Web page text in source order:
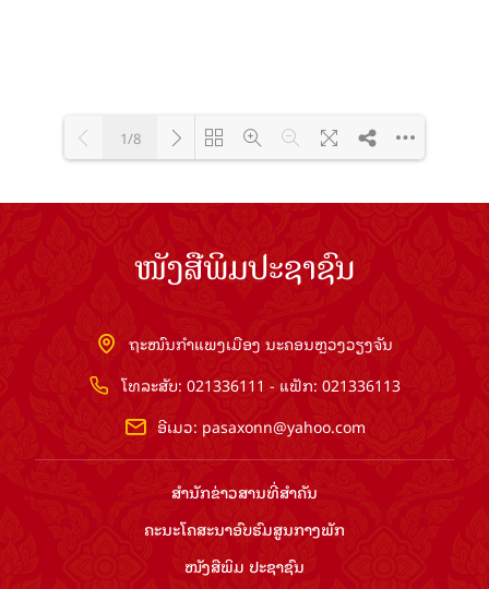
Loading PDF 100% ...
1/8
ໜັງສືພິມປະຊາຊົນ
ຖະໜົນກຳແພງເມືອງ ນະຄອນຫຼວງວຽງຈັນ
ໂທລະສັບ: 021336111 - ແຟັກ: 021336113
ອີເມວ: pasaxonn@yahoo.com
ສຳ​ນັກ​ຂ່າວ​ສານ​ທີ່​ສຳ​ຄັນ​
ຄະນະໂຄສະນາອົບຮົມ​ສູນ​ກາງ​ພັກ
ໜັງສືພິມ ປະ​ຊາ​ຊົນ